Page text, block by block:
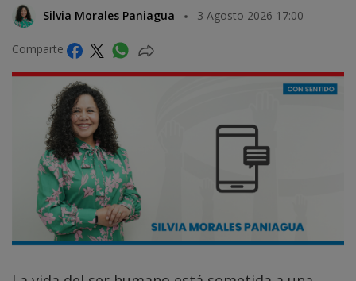
Silvia Morales Paniagua 3 Agosto 2026 17:00
Comparte